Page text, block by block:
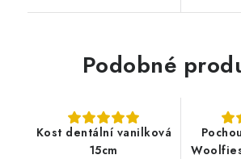
Podobné
Kost dentální vanilková
15cm